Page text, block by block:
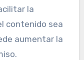
la
contenido sea
aumentar la